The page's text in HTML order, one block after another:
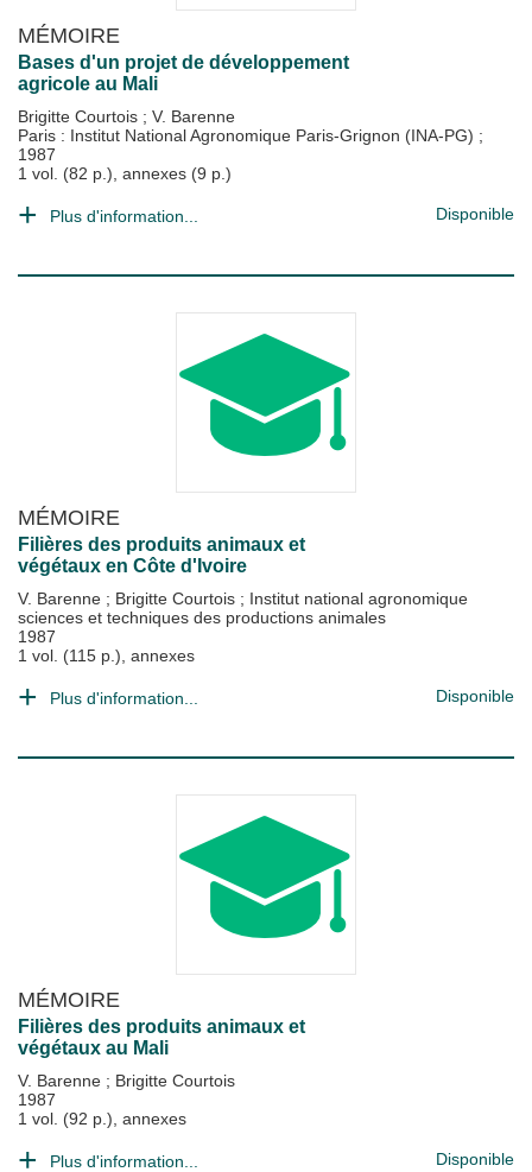
MÉMOIRE
Bases d'un projet de développement
agricole au Mali
Brigitte Courtois ; V. Barenne
Paris : Institut National Agronomique Paris-Grignon (INA-PG) ;
1987
1 vol. (82 p.), annexes (9 p.)
Plus d'information... Disponible
MÉMOIRE
Filières des produits animaux et
végétaux en Côte d'Ivoire
V. Barenne ; Brigitte Courtois ; Institut national agronomique
sciences et techniques des productions animales
1987
1 vol. (115 p.), annexes
Plus d'information... Disponible
MÉMOIRE
Filières des produits animaux et
végétaux au Mali
V. Barenne ; Brigitte Courtois
1987
1 vol. (92 p.), annexes
Plus d'information... Disponible